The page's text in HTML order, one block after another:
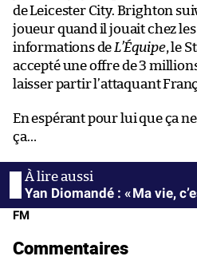
de Leicester City. Brighton
joueur quand il jouait chez les
informations de L’Équipe, le
accepté une offre de 3
laisser partir l’attaquant
En espérant pour lui que ça
ça…
Yan Diomandé : « Ma vie,
FM
Commentaires